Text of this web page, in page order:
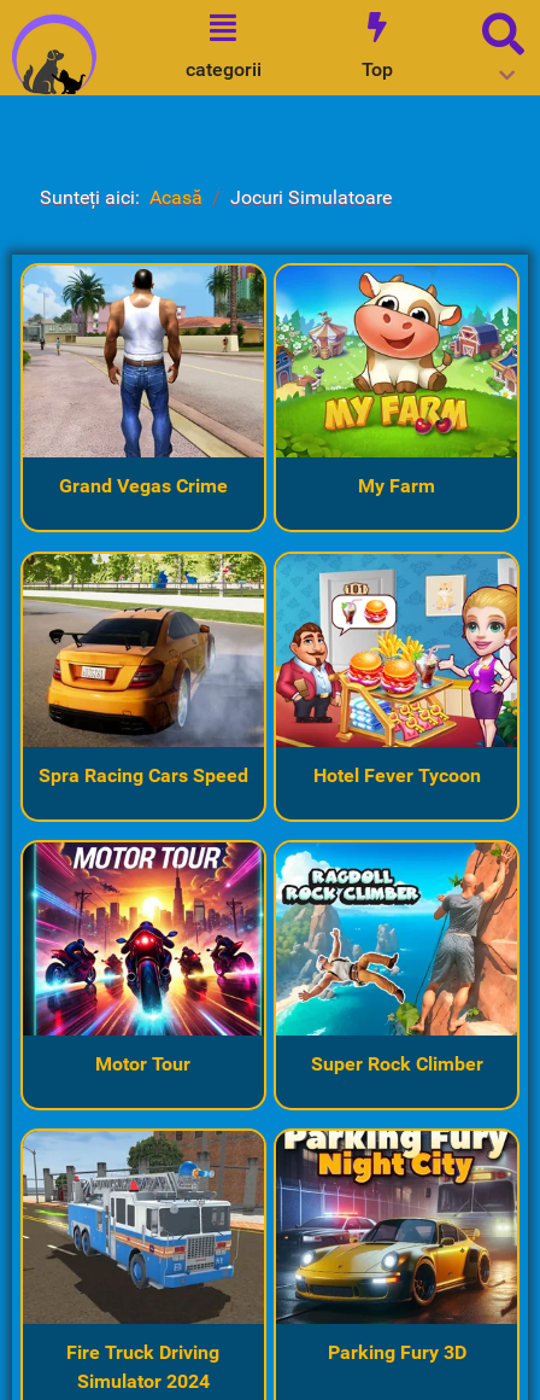
categorii Top
Sunteți aici: Acasă Jocuri Simulatoare
Grand Vegas Crime My Farm
Spra Racing Cars Speed Hotel Fever Tycoon
Motor Tour Super Rock Climber
Fire Truck Driving
Simulator 2024
Parking Fury 3D